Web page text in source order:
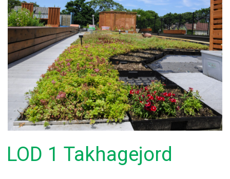
LOD 1 Takhagejord